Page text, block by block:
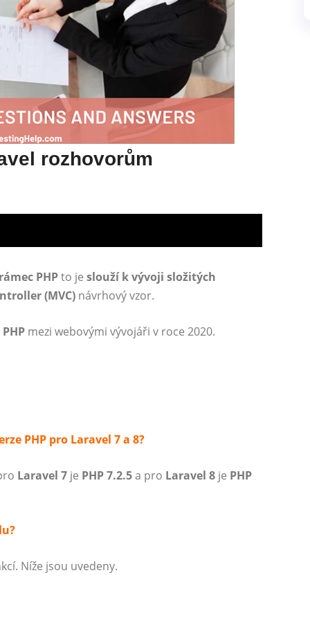
rozhovorům
PHPto je slouží k vývoji složitých
(MVC) návrhový vzor.
mezi webovými vývojáři v roce 2020.
PHP pro Laravel 7 a 8?
Laravel 7 je PHP 7.2.5a pro Laravel 8 je PHP
Níže jsou uvedeny.